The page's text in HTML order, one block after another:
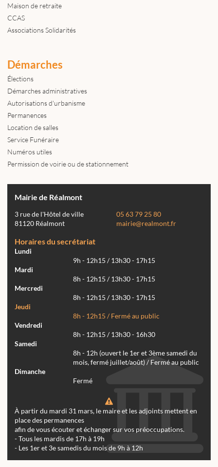
Maison de retraite
CCAS
Associations Solidarités
Démarches
Élections
Démarches administratives
Autorisations d'urbanisme
Permanences
Location de salles
Service Funéraire
Numéros utiles
Permission de voirie ou de stationnement
Mairie de Réalmont
3 rue de l'Hôtel de ville
81120 Réalmont
05 63 79 25 80
mairie@realmont.fr
Horaires du secrétariat
Lundi
9h - 12h15 / 13h30 - 17h15
Mardi
8h - 12h15 / 13h30 - 17h15
Mercredi
8h - 12h15 / 13h30 - 17h15
Jeudi
8h - 12h15 / Fermé au public
Vendredi
8h - 12h15 / 13h30 - 16h30
Samedi
8h - 12h (ouvert le 1er et 3ème samedi du
mois, fermé juillet/août) / Fermé au public
Dimanche
Fermé
À partir du mardi 31 mars, le maire et les adjoints mettent en
place des permanences
afin de vous écouter et échanger sur vos préoccupations.
- Tous les mardis de 17h à 19h
- Les 1er et 3e samedis du mois de 9h à 12h